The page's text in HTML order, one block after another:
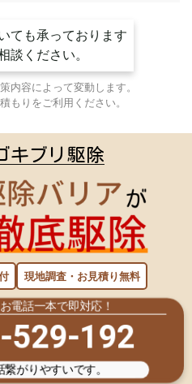
ても承っております
談ください。
内容によって変動します。
もりをご利用ください。
キブリ駆除
現地調査・お見積り無料
電話一本で即対応！
529-192
がりやすいです。